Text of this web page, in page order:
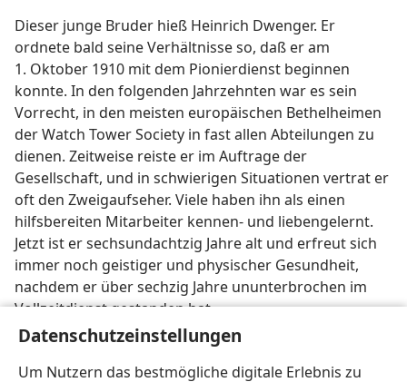
Datenschutzeinstellungen
Um Nutzern das bestmögliche digitale Erlebnis zu
Dieser junge Bruder hieß Heinrich Dwenger. Er
ordnete bald seine Verhältnisse so, daß er am
1. Oktober 1910 mit dem Pionierdienst beginnen
konnte. In den folgenden Jahrzehnten war es sein
Vorrecht, in den meisten europäischen Bethelheimen
der Watch Tower Society in fast allen Abteilungen zu
dienen. Zeitweise reiste er im Auftrage der
Gesellschaft, und in schwierigen Situationen vertrat er
oft den Zweigaufseher. Viele haben ihn als einen
hilfsbereiten Mitarbeiter kennen- und liebengelernt.
Jetzt ist er sechsundachtzig Jahre alt und erfreut sich
immer noch geistiger und physischer Gesundheit,
nachdem er über sechzig Jahre ununterbrochen im
Vollzeitdienst gestanden hat.
BRUDER RUSSELL ZUM ZWEITEN